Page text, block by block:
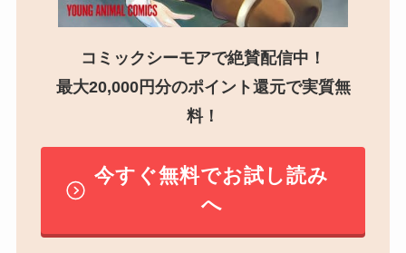
コミックシーモアで絶賛配信中！
最大20,000円分のポイント還元で実質無
料！
今すぐ無料でお試し読み
へ